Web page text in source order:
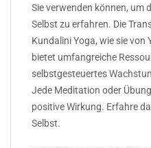
Sie verwenden können, um
Selbst zu erfahren. Die
Kundalini Yoga, wie sie von
bietet umfangreiche
selbstgesteuertes
Jede Meditation oder
positive Wirkung. Erfahre
Selbst.